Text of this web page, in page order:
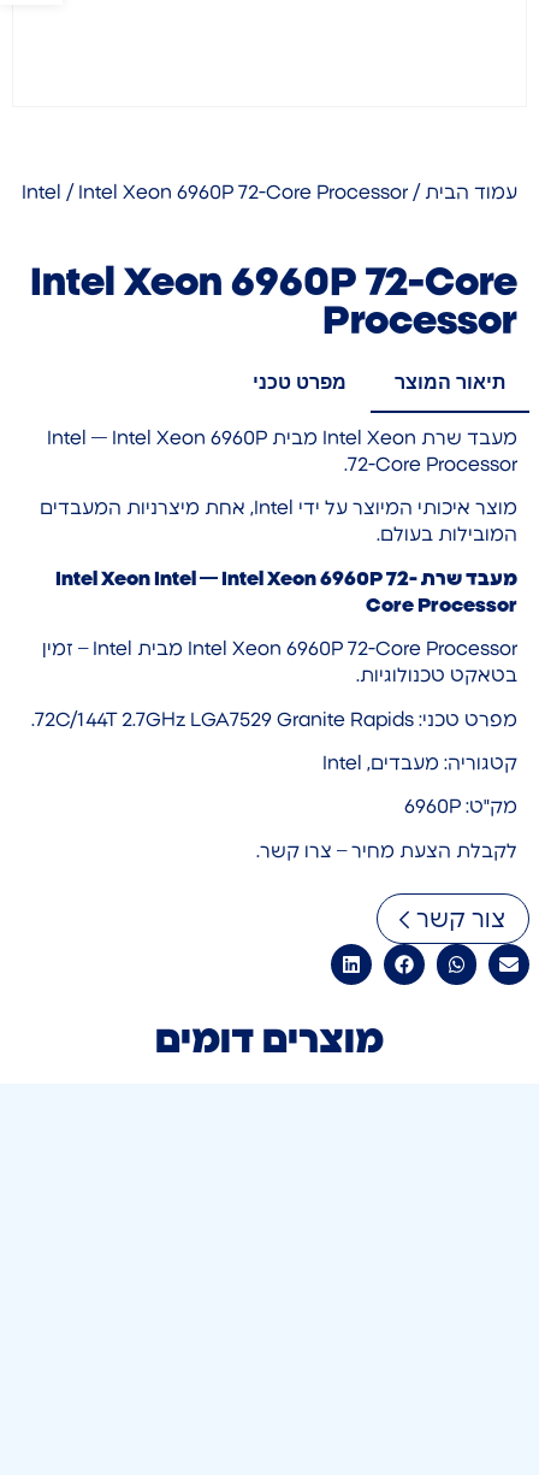
עמוד הבית /
Intel / Intel Xeon 6960P 72-Core Processor
Intel Xeon 6960P 72-Core
Processor
תיאור המוצר מפרט טכני
מעבד שרת Intel Xeon מבית Intel — Intel Xeon 6960P
72-Core Processor.
מוצר איכותי המיוצר על ידי Intel, אחת מיצרניות המעבדים
המובילות בעולם.
מעבד שרת Intel Xeon Intel — Intel Xeon 6960P 72-
Core Processor
Intel Xeon 6960P 72-Core Processor מבית Intel – זמין
בטאקט טכנולוגיות.
מפרט טכני: 72C/144T 2.7GHz LGA7529 Granite Rapids.
קטגוריה: מעבדים, Intel
מק"ט: 6960P
לקבלת הצעת מחיר – צרו קשר.
צור קשר
מוצרים דומים